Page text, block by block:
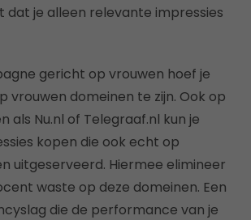
dat je alleen relevante impressies
gericht op vrouwen hoef je
vrouwen domeinen te zijn. Ook op
als Nu.nl of Telegraaf.nl kun je
kopen die ook echt op
uitgeserveerd. Hiermee elimineer
waste op deze domeinen. Een
die de performance van je